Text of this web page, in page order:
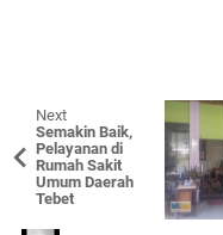
Next
Semakin Baik,
Pelayanan di
Rumah Sakit
Umum Daerah
Tebet